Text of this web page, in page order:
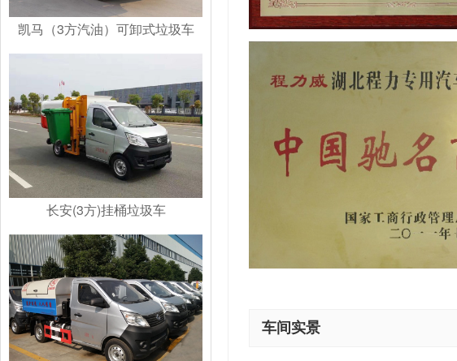
凯马（3方汽油）可卸式垃圾车
长安(3方)挂桶垃圾车
车间实景